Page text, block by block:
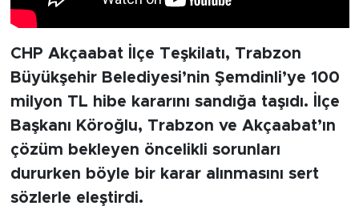
CHP Akçaabat İlçe Teşkilatı, Trabzon
Büyükşehir Belediyesi’nin Şemdinli’ye 100
milyon TL hibe kararını sandığa taşıdı. İlçe
Başkanı Köroğlu, Trabzon ve Akçaabat’ın
çözüm bekleyen öncelikli sorunları
dururken böyle bir karar alınmasını sert
sözlerle eleştirdi.